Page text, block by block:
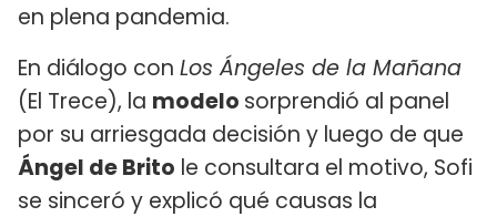
en plena pandemia.
En diálogo con Los Ángeles de la Mañana
(El Trece), la modelo sorprendió al panel
por su arriesgada decisión y luego de que
Ángel de Brito le consultara el motivo, Sofi
se sinceró y explicó qué causas la